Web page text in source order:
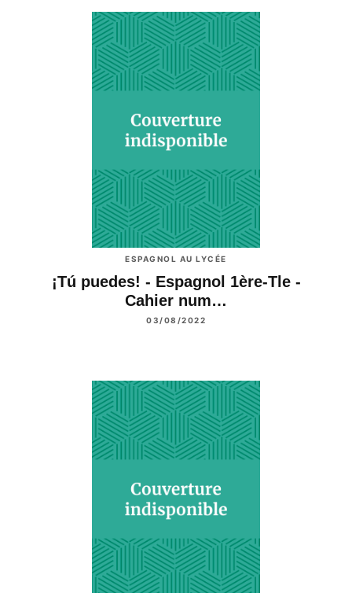
ESPAGNOL AU LYCÉE
¡Tú puedes! - Espagnol 1ère-Tle -
Cahier num…
03/08/2022